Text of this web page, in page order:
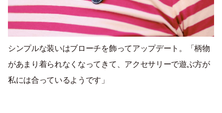
シンプルな装いはブローチを飾ってアップデート。「柄物
があまり着られなくなってきて、アクセサリーで遊ぶ方が
私には合っているようです」